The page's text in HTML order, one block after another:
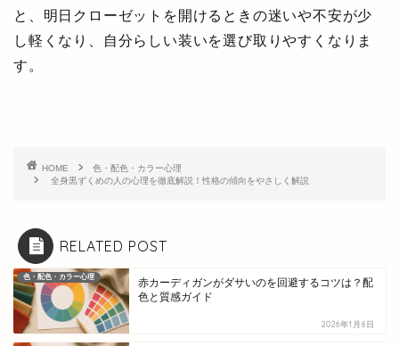
と、明日クローゼットを開けるときの迷いや不安が少
し軽くなり、自分らしい装いを選び取りやすくなりま
す。
HOME
色・配色・カラー心理
全身黒ずくめの人の心理を徹底解説！性格の傾向をやさしく解説
RELATED POST
色・配色・カラー心理
赤カーディガンがダサいのを回避するコツは？配
色と質感ガイド
2026年1月6日